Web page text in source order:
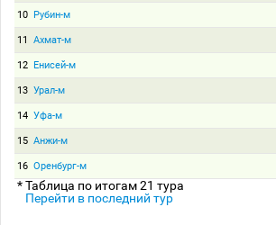
10 Рубин-м
11 Ахмат-м
12 Енисей-м
13 Урал-м
14 Уфа-м
15 Анжи-м
16 Оренбург-м
* Таблица по итогам 21 тура
Перейти в последний тур